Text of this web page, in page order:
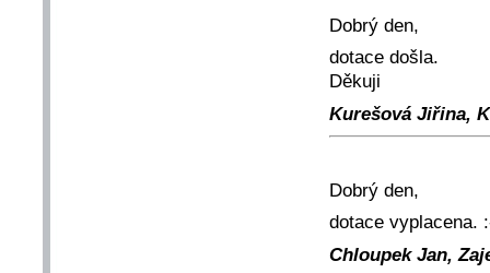
Dobrý den,
dotace došla.
Děkuji
Kurešová Jiřina,
Dobrý den,
dotace vyplacena.
Chloupek Jan,